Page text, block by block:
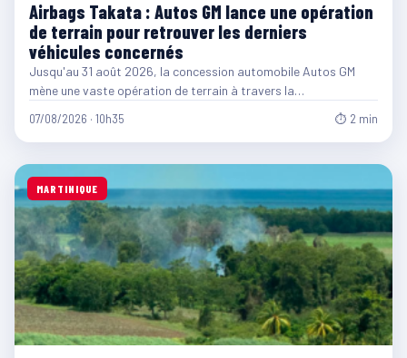
Airbags Takata : Autos GM lance une opération
de terrain pour retrouver les derniers
véhicules concernés
Jusqu'au 31 août 2026, la concession automobile Autos GM
mène une vaste opération de terrain à travers la…
07/08/2026 · 10h35 ⏱ 2 min
MARTINIQUE